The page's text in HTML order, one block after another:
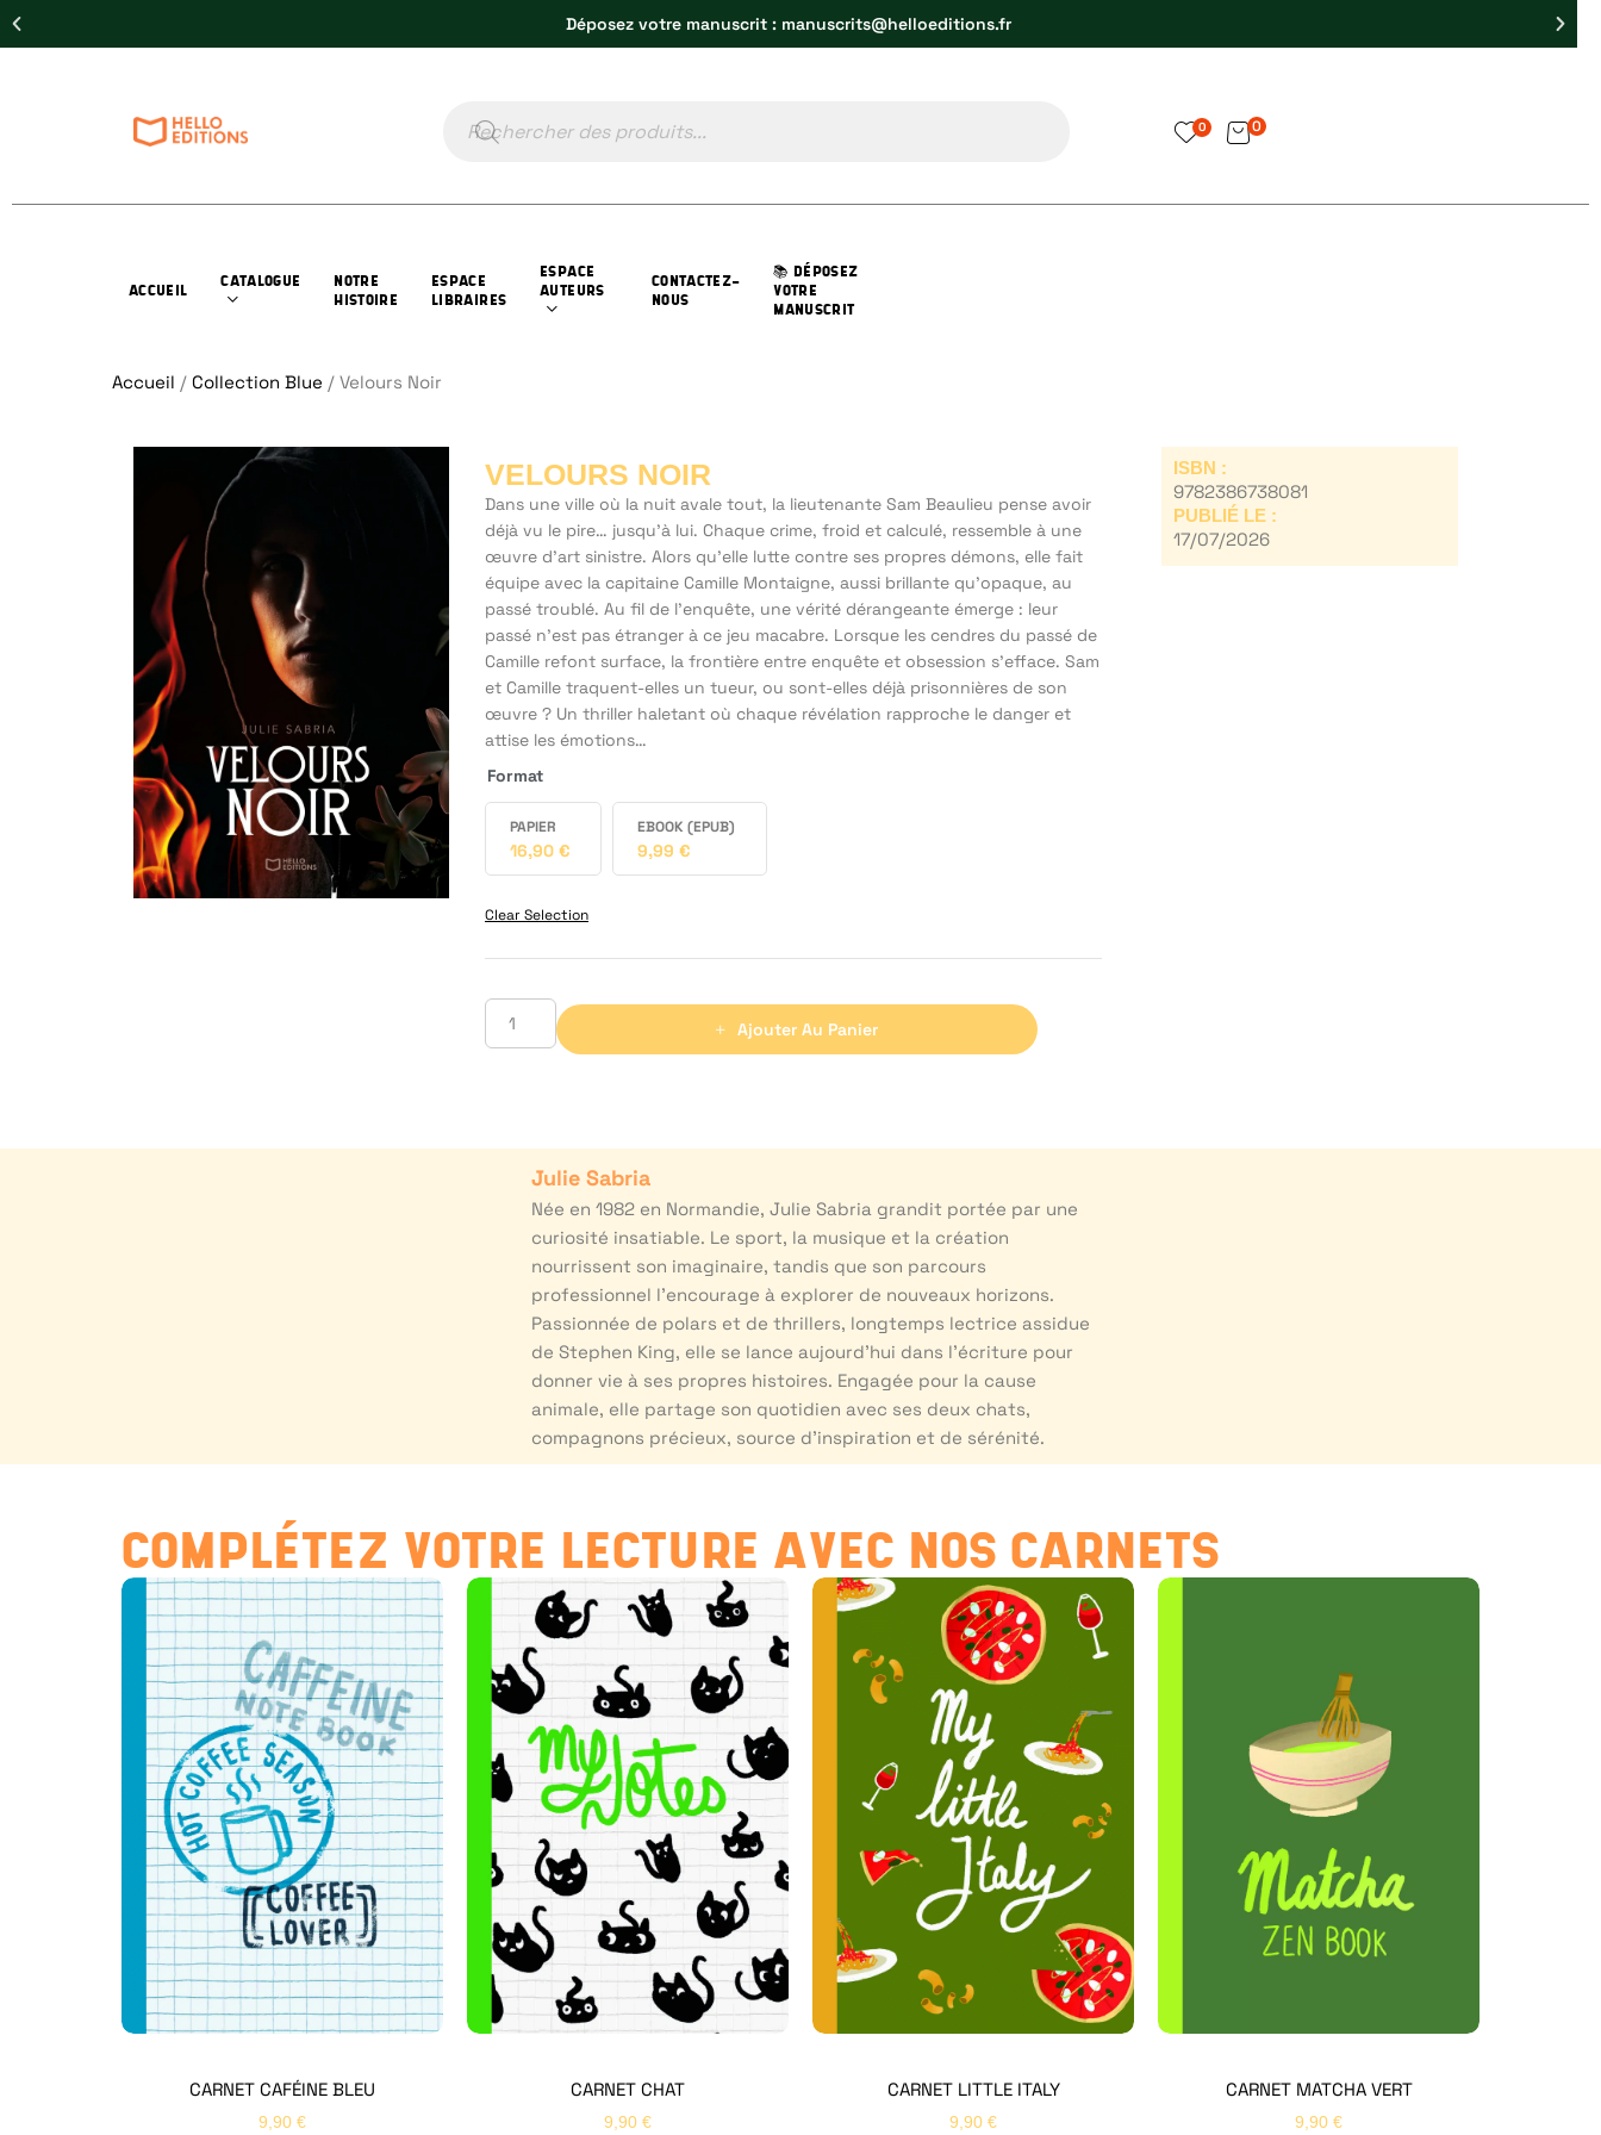
Déposez votre manuscrit : manuscrits@helloeditions.fr
0 0
ACCUEIL
CATALOGUE
NOTRE
HISTOIRE
ESPACE
LIBRAIRES
ESPACE
AUTEURS
CONTACTEZ-
NOUS
📚 DÉPOSEZ
VOTRE
MANUSCRIT
Accueil / Collection Blue / Velours Noir
VELOURS NOIR
Dans une ville où la nuit avale tout, la lieutenante Sam Beaulieu pense avoir
déjà vu le pire… jusqu’à lui. Chaque crime, froid et calculé, ressemble à une
œuvre d’art sinistre. Alors qu’elle lutte contre ses propres démons, elle fait
équipe avec la capitaine Camille Montaigne, aussi brillante qu’opaque, au
passé troublé. Au fil de l’enquête, une vérité dérangeante émerge : leur
passé n’est pas étranger à ce jeu macabre. Lorsque les cendres du passé de
Camille refont surface, la frontière entre enquête et obsession s’efface. Sam
et Camille traquent-elles un tueur, ou sont-elles déjà prisonnières de son
œuvre ? Un thriller haletant où chaque révélation rapproche le danger et
attise les émotions…
Format
PAPIER
16,90 €
EBOOK (EPUB)
9,99 €
Clear Selection
Ajouter Au Panier
ISBN :
9782386738081
PUBLIÉ LE :
17/07/2026
Julie Sabria
Née en 1982 en Normandie, Julie Sabria grandit portée par une
curiosité insatiable. Le sport, la musique et la création
nourrissent son imaginaire, tandis que son parcours
professionnel l’encourage à explorer de nouveaux horizons.
Passionnée de polars et de thrillers, longtemps lectrice assidue
de Stephen King, elle se lance aujourd’hui dans l’écriture pour
donner vie à ses propres histoires. Engagée pour la cause
animale, elle partage son quotidien avec ses deux chats,
compagnons précieux, source d’inspiration et de sérénité.
COMPLÉTEZ VOTRE LECTURE AVEC NOS CARNETS
CARNET CAFÉINE BLEU
9,90 €
CARNET CHAT
9,90 €
CARNET LITTLE ITALY
9,90 €
CARNET MATCHA VERT
9,90 €
Hello Editions
Nous revenons vers vous rapidement
Bonjour 👋
Nom* Prénom*